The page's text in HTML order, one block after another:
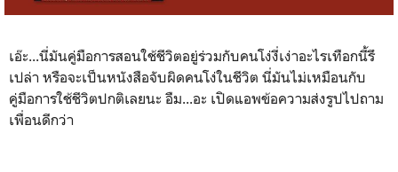
เอ๊ะ...นี่มันคู่มือการสอนใช้ชีวิตอยู่ร่วมกับคนโง่งี่เง่าอะไรเทือกนี้รึ
เปล่า หรือจะเป็นหนังสือจับผิดคนโง่ในชีวิต นี่มันไม่เหมือนกับ
คู่มือการใช้ชีวิตปกติเลยนะ อืม...อะ เปิดแอพข้อความส่งรูปไปถาม
เพื่อนดีกว่า